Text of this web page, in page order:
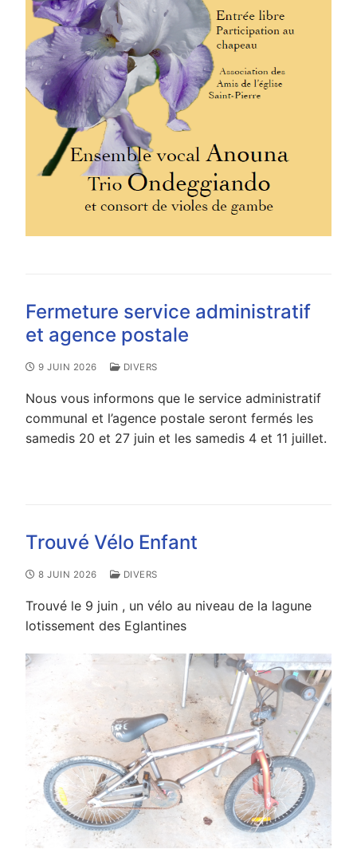
Fermeture service administratif
et agence postale
9 JUIN 2026 DIVERS
Nous vous informons que le service administratif
communal et l’agence postale seront fermés les
samedis 20 et 27 juin et les samedis 4 et 11 juillet.
Trouvé Vélo Enfant
8 JUIN 2026 DIVERS
Trouvé le 9 juin , un vélo au niveau de la lagune
lotissement des Eglantines